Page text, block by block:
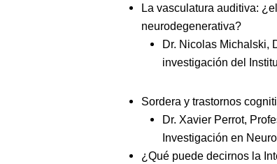
La vasculatura auditiva:
neurodegenerativa?
Dr. Nicolas Michalski,
investigación del
Sordera y trastornos
Dr. Xavier Perrot,
Investigación en
¿Qué puede decirnos la